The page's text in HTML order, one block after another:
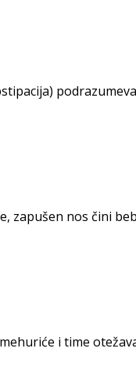
zapušen nos čini
i time